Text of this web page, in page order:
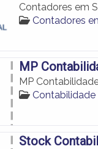
Contadores em
Contadores
MP
MP
Stock